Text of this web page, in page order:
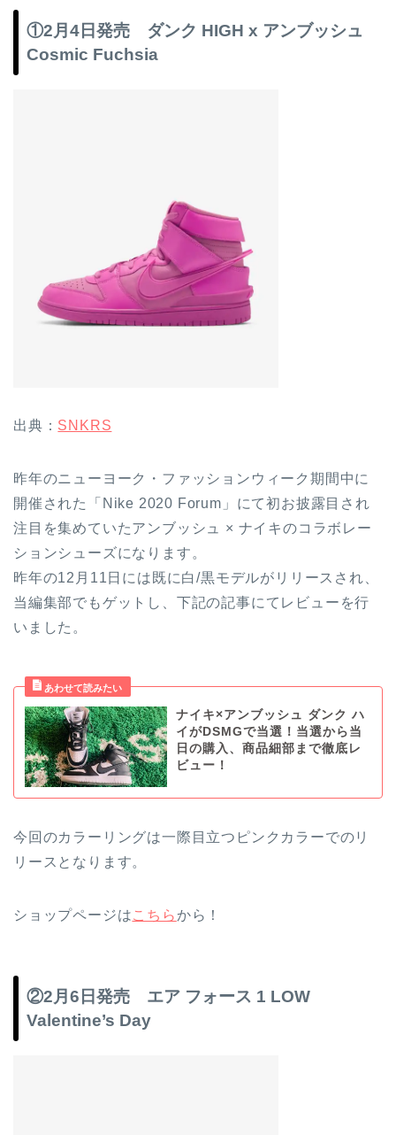
①2月4日発売 ダンク HIGH x アンブッシュ
Cosmic Fuchsia
出典： SNKRS
昨年のニューヨーク・ファッションウィーク期間中に
開催された「Nike 2020 Forum」にて初お披露目され
注目を集めていたアンブッシュ × ナイキのコラボレー
ションシューズになります。
昨年の12月11日には既に白/黒モデルがリリースされ、
当編集部でもゲットし、下記の記事にてレビューを行
いました。
ナイキ×アンブッシュ ダンク ハ
イがDSMGで当選！当選から当
日の購入、商品細部まで徹底レ
ビュー！
今回のカラーリングは一際目立つピンクカラーでのリ
リースとなります。
ショップページはこちらから！
②2月6日発売 エア フォース 1 LOW
Valentine’s Day